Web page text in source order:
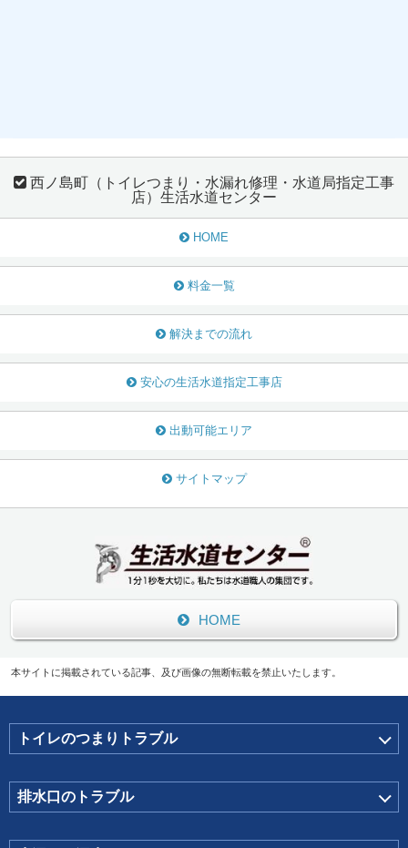
西ノ島町（トイレつまり・水漏れ修理・水道局指定工事
店）生活水道センター
HOME
料金一覧
解決までの流れ
安心の生活水道指定工事店
出動可能エリア
サイトマップ
HOME
本サイトに掲載されている記事、及び画像の無断転載を禁止いたします。
トイレのつまりトラブル
排水口のトラブル